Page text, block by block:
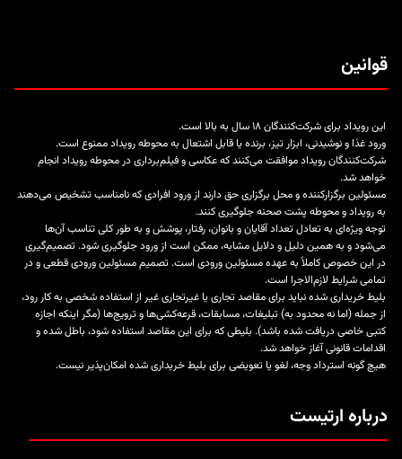
قوانین
این رویداد برای شرکت‌کنندگان ۱۸ سال به بالا است.
ورود غذا و نوشیدنی، ابزار تیز، برنده یا قابل اشتعال به محوطه رویداد ممنوع است.
شرکت‌کنندگان رویداد موافقت می‌کنند که عکاسی و فیلم‌برداری در محوطه رویداد انجام
خواهد شد.
مسئولین برگزارکننده و محل برگزاری حق دارند از ورود افرادی که نامناسب تشخیص می‌دهند
به رویداد و محوطه پشت صحنه جلوگیری کنند.
توجه ویژه‌ای به تعادل تعداد آقایان و بانوان، رفتار، پوشش و به طور کلی تناسب آن‌ها
می‌شود و به همین دلیل و دلایل مشابه، ممکن است از ورود جلوگیری شود. تصمیم‌گیری
در این خصوص کاملاً به عهده مسئولین ورودی است. تصمیم مسئولین ورودی قطعی و در
تمامی شرایط لازم‌الاجرا است.
بلیط خریداری شده نباید برای مقاصد تجاری یا غیرتجاری غیر از استفاده شخصی به کار رود،
از جمله (اما نه محدود به) تبلیغات، مسابقات، قرعه‌کشی‌ها و ترویج‌ها (مگر اینکه اجازه
کتبی خاصی دریافت شده باشد). بلیطی که برای این مقاصد استفاده شود، باطل شده و
اقدامات قانونی آغاز خواهد شد.
هیچ گونه استرداد وجه، لغو یا تعویضی برای بلیط خریداری شده امکان‌پذیر نیست.
درباره ارتیست